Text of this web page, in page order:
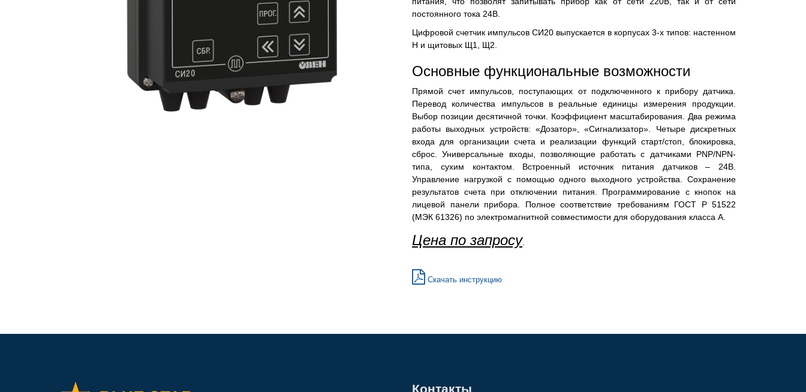
постоянного тока 24В.
Цифровой счетчик импульсов СИ20 выпускается в корпусах 3-х типов: настенном
Н и щитовых Щ1, Щ2.
Основные функциональные возможности
Прямой счет импульсов, поступающих от подключенного к прибору датчика.
Перевод количества импульсов в реальные единицы измерения продукции.
Выбор позиции десятичной точки. Коэффициент масштабирования. Два режима
работы выходных устройств: «Дозатор», «Сигнализатор». Четыре дискретных
входа для организации счета и реализации функций старт/стоп, блокировка,
сброс. Универсальные входы, позволяющие работать с датчиками PNP/NPN-
типа, сухим контактом. Встроенный источник питания датчиков – 24В.
Управление нагрузкой с помощью одного выходного устройства. Сохранение
результатов счета при отключении питания. Программирование с кнопок на
лицевой панели прибора. Полное соответствие требованиям ГОСТ Р 51522
(МЭК 61326) по электромагнитной совместимости для оборудования класса А.
Цена по запросу
Скачать инструкцию
Контакты